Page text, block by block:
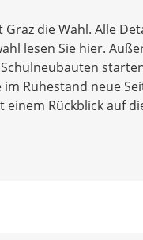
die Wahl. Alle
lesen Sie hier.
im Ruhestand neue
einem Rückblick auf